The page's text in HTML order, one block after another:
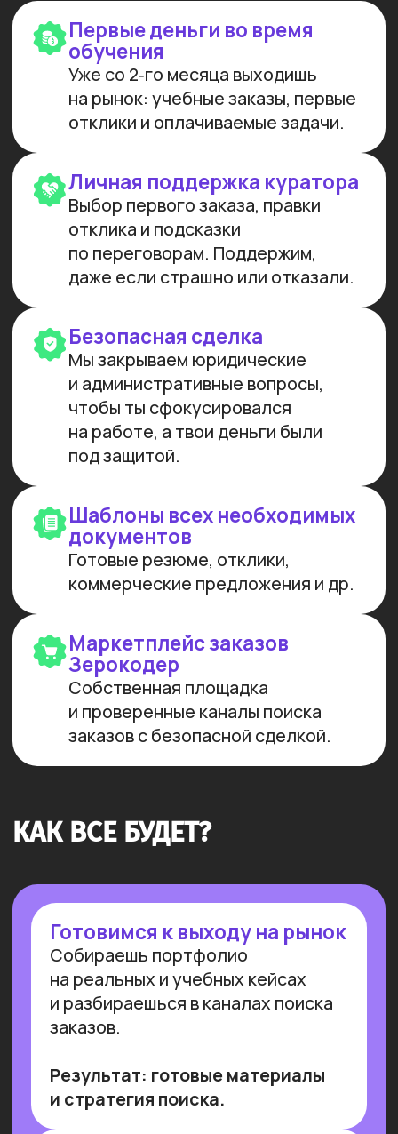
МЫ СОЗДАЕМ
ФУНДАМЕНТАЛЬНОЕ
ОБРАЗОВАНИЕ В ОБЛАСТИ
ИСКУССТВЕННОГО
ИНТЕЛЛЕКТА И РАЗРАБОТКИ
Более 10 тыс. выпускников
Заказов на 300 млн ₽прошло
через наш карьерный центр
Преподаем в лучших вузах